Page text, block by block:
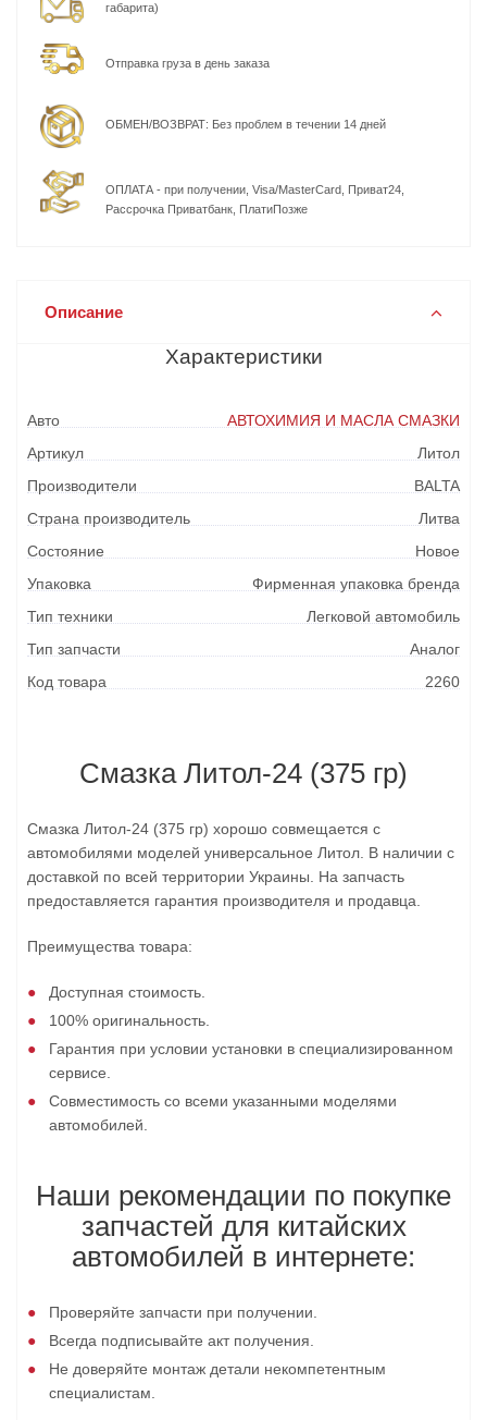
габарита)
Отправка груза в день заказа
ОБМЕН/ВОЗВРАТ: Без проблем в течении 14 дней
ОПЛАТА - при получении, Visa/MasterCard, Приват24,
Рассрочка Приватбанк, ПлатиПозже
Описание
Характеристики
Авто
АВТОХИМИЯ И МАСЛА СМАЗКИ
Артикул
Литол
Производители
BALTA
Страна производитель
Литва
Состояние
Новое
Упаковка
Фирменная упаковка бренда
Тип техники
Легковой автомобиль
Тип запчасти
Аналог
Код товара
2260
Смазка Литол-24 (375 гр)
Смазка Литол-24 (375 гр) хорошо совмещается с
автомобилями моделей универсальное Литол. В наличии с
доставкой по всей территории Украины. На запчасть
предоставляется гарантия производителя и продавца.
Преимущества товара:
Доступная стоимость.
100% оригинальность.
Гарантия при условии установки в специализированном
сервисе.
Совместимость со всеми указанными моделями
автомобилей.
Наши рекомендации по покупке
запчастей для китайских
автомобилей в интернете:
Проверяйте запчасти при получении.
Всегда подписывайте акт получения.
Не доверяйте монтаж детали некомпетентным
специалистам.